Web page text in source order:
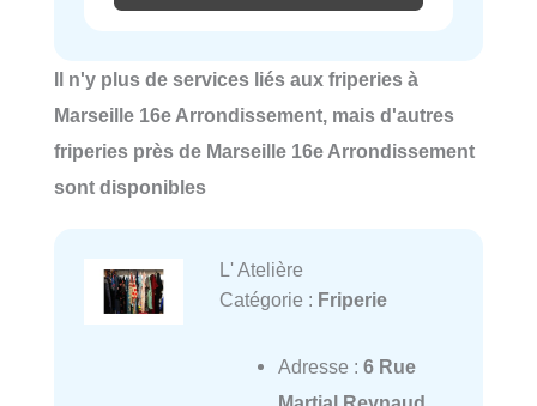
Il n'y plus de services liés aux friperies à
Marseille 16e Arrondissement, mais d'autres
friperies près de Marseille 16e Arrondissement
sont disponibles
L' Atelière
Catégorie : Friperie
Adresse : 6 Rue